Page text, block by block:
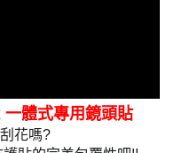
體式專用鏡頭貼
花嗎?